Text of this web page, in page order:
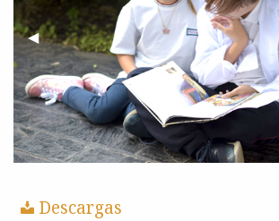
Previous Slide
◀︎
Descargas